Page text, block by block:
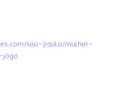
sao-paulo/mulher-
jogo